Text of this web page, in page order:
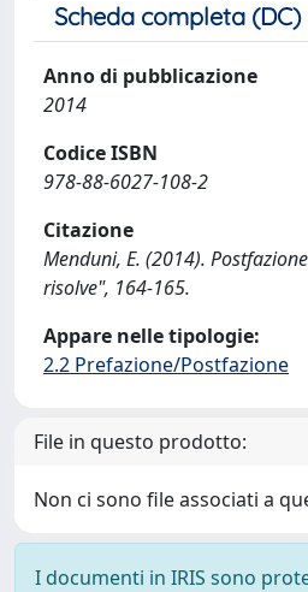
Scheda completa (DC)
Anno di pubblicazione
2014
Codice ISBN
978-88-6027-108-2
Citazione
Menduni, E. (2014).
risolve", 164-165.
Appare nelle tipologie:
2.2 Prefazione/Postfazione
File in questo prodotto:
Non ci sono file associati a
I documenti in IRIS sono